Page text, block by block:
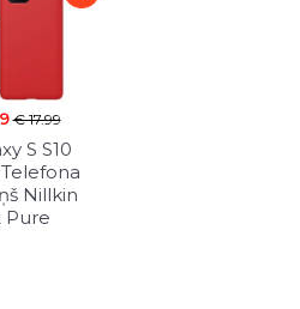
€ 17.99
S S10
Nillkin
Pure